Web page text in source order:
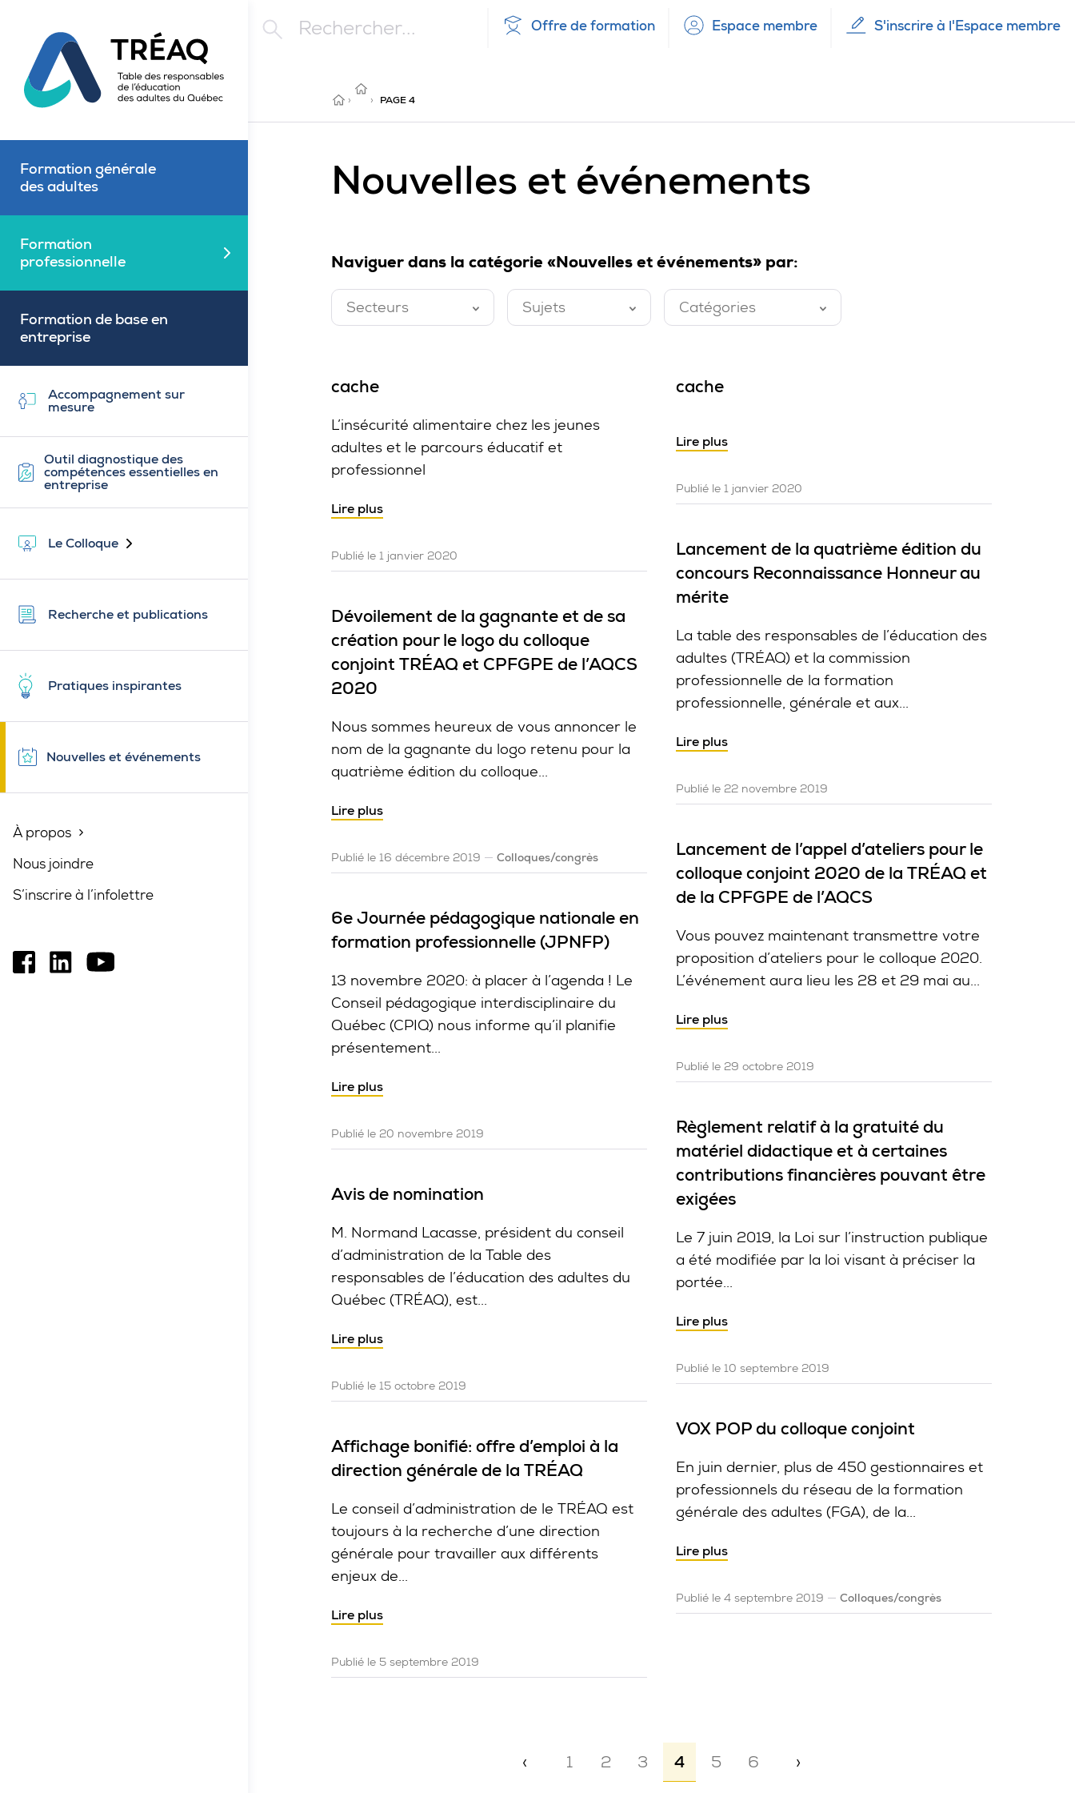
Formation générale
des adultes
Formation
professionnelle
Fermé
Formation de base en
entreprise
Accompagnement sur
mesure
Outil diagnostique des
compétences essentielles en
entreprise
Le Colloque
Fermé
Recherche et publications
Pratiques inspirantes
Nouvelles et événements
À propos
Fermé
Nous joindre
S’inscrire à l’infolettre
Ce
Ce
Ce
Offre de formation Espace membre S'inscrire à l'Espace membre
ACCUEIL
›
ET
ÉVÉNEMENTS
› PAGE 4
Nouvelles et événements
Naviguer dans la catégorie «Nouvelles et événements» par:
Secteurs
Fermé Sujets
Fermé Catégories
Fermé
cache
L’insécurité alimentaire chez les jeunes
adultes et le parcours éducatif et
professionnel
Lire plus
Publié le 1 janvier 2020
Dévoilement de la gagnante et de sa
création pour le logo du colloque
conjoint TRÉAQ et CPFGPE de l’AQCS
2020
Nous sommes heureux de vous annoncer le
nom de la gagnante du logo retenu pour la
quatrième édition du colloque...
Lire plus
Publié le 16 décembre 2019 Colloques/congrès
6e Journée pédagogique nationale en
formation professionnelle (JPNFP)
13 novembre 2020: à placer à l’agenda ! Le
Conseil pédagogique interdisciplinaire du
Québec (CPIQ) nous informe qu’il planifie
présentement...
Lire plus
Publié le 20 novembre 2019
Avis de nomination
M. Normand Lacasse, président du conseil
d’administration de la Table des
responsables de l’éducation des adultes du
Québec (TRÉAQ), est...
Lire plus
Publié le 15 octobre 2019
Affichage bonifié: offre d’emploi à la
direction générale de la TRÉAQ
Le conseil d’administration de le TRÉAQ est
toujours à la recherche d’une direction
générale pour travailler aux différents
enjeux de...
Lire plus
Publié le 5 septembre 2019
cache
Lire plus
Publié le 1 janvier 2020
Lancement de la quatrième édition du
concours Reconnaissance Honneur au
mérite
La table des responsables de l’éducation des
adultes (TRÉAQ) et la commission
professionnelle de la formation
professionnelle, générale et aux...
Lire plus
Publié le 22 novembre 2019
Lancement de l’appel d’ateliers pour le
colloque conjoint 2020 de la TRÉAQ et
de la CPFGPE de l’AQCS
Vous pouvez maintenant transmettre votre
proposition d’ateliers pour le colloque 2020.
L’événement aura lieu les 28 et 29 mai au...
Lire plus
Publié le 29 octobre 2019
Règlement relatif à la gratuité du
matériel didactique et à certaines
contributions financières pouvant être
exigées
Le 7 juin 2019, la Loi sur l’instruction publique
a été modifiée par la loi visant à préciser la
portée...
Lire plus
Publié le 10 septembre 2019
VOX POP du colloque conjoint
En juin dernier, plus de 450 gestionnaires et
professionnels du réseau de la formation
générale des adultes (FGA), de la...
Lire plus
Publié le 4 septembre 2019 Colloques/congrès
Pagination
‹Page précédente
1 2 3 4 5 6 ›Page suivante